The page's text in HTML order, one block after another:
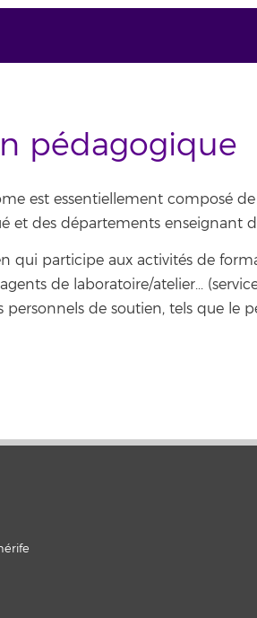
pédagogique
est essentiellement composé
et des départements enseignant
qui participe aux activités de
de laboratoire/atelier...
de soutien, tels que le